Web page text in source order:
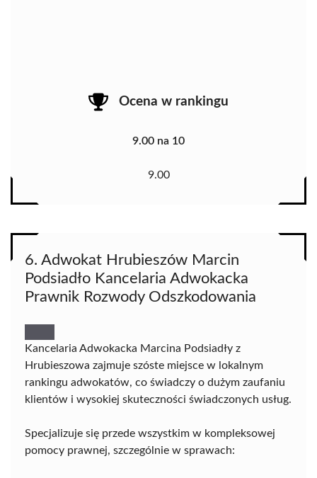
Ocena w rankingu
9.00 na 10
9.00
6. Adwokat Hrubieszów Marcin
Podsiadło Kancelaria Adwokacka
Prawnik Rozwody Odszkodowania
Kancelaria Adwokacka Marcina Podsiadły z
Hrubieszowa zajmuje szóste miejsce w lokalnym
rankingu adwokatów, co świadczy o dużym zaufaniu
klientów i wysokiej skuteczności świadczonych usług.
Specjalizuje się przede wszystkim w kompleksowej
pomocy prawnej, szczególnie w sprawach: